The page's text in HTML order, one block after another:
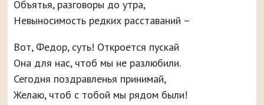
Объятья, разговоры до утра,
Невыносимость редких расставаний –
Вот, Федор, суть! Откроется пускай
Она для нас, чтоб мы не разлюбили.
Сегодня поздравленья принимай,
Желаю, чтоб с тобой мы рядом были!